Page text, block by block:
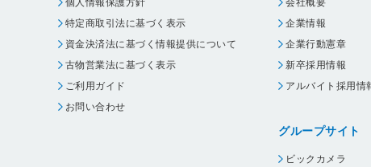
特定商取引法に基づく表示
資金決済法に基づく情報提供について
古物営業法に基づく表示
ご利用ガイド
お問い合わせ
企業情報
企業行動憲章
新卒採用情報
アルバイト採用情
グループサイト
ビックカメラ